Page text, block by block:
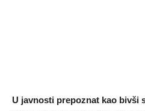
U javnosti prepoznat kao bivši